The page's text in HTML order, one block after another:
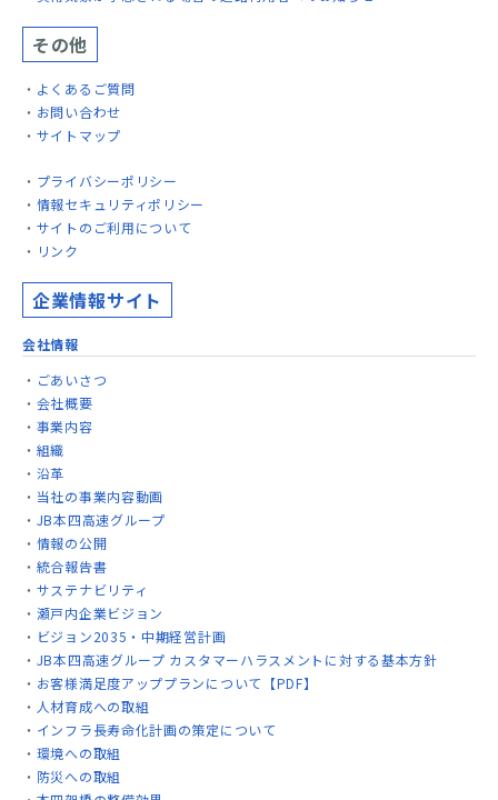
その他
よくあるご質問
お問い合わせ
サイトマップ
プライバシーポリシー
情報セキュリティポリシー
サイトのご利用について
リンク
企業情報サイト
会社情報
ごあいさつ
会社概要
事業内容
組織
沿革
当社の事業内容動画
JB本四高速グループ
情報の公開
統合報告書
サステナビリティ
瀬戸内企業ビジョン
ビジョン2035・中期経営計画
JB本四高速グループ カスタマーハラスメントに対する基本方針
お客様満足度アッププランについて【PDF】
人材育成への取組
インフラ長寿命化計画の策定について
環境への取組
防災への取組